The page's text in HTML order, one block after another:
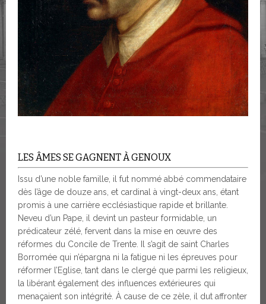
LES ÂMES SE GAGNENT À GENOUX
Issu d’une noble famille, il fut nommé abbé commendataire
dès l’âge de douze ans, et cardinal à vingt-deux ans, étant
promis à une carrière ecclésiastique rapide et brillante.
Neveu d’un Pape, il devint un pasteur formidable, un
prédicateur zélé, fervent dans la mise en œuvre des
réformes du Concile de Trente. Il s’agit de saint Charles
Borromée qui n’épargna ni la fatigue ni les épreuves pour
réformer l’Eglise, tant dans le clergé que parmi les religieux,
la libérant également des influences extérieures qui
menaçaient son intégrité. À cause de ce zèle, il dut affronter